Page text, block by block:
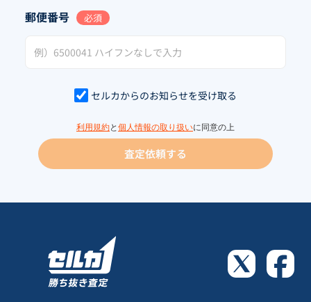
郵便番号 必須
セルカからのお知らせを受け取る
利用規約と 個人情報の取り扱いに同意の上
査定依頼する